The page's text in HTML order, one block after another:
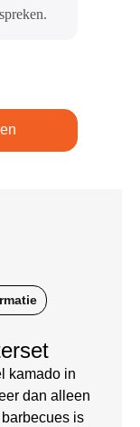
kamado in
dan alleen
is